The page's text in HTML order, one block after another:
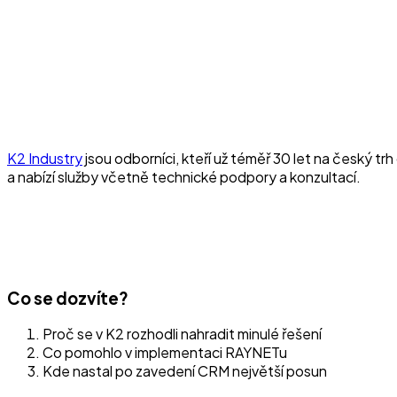
K2 Industryjsou odborníci, kteří už téměř 30 let na český
a nabízí služby včetně technické podpory a konzultací.
Co se dozvíte?
Proč se v K2 rozhodli nahradit minulé řešení
Co pomohlo v implementaci RAYNETu
Kde nastal po zavedení CRM největší posun